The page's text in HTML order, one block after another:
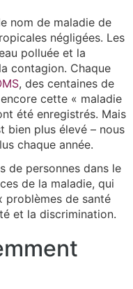
nom de maladie de
négligées. Les
polluée et la
contagion. Chaque
, des centaines de
cette « maladie
été enregistrés. Mais
bien plus élevé – nous
chaque année.
de personnes dans le
de la maladie, qui
problèmes de santé
et la discrimination.